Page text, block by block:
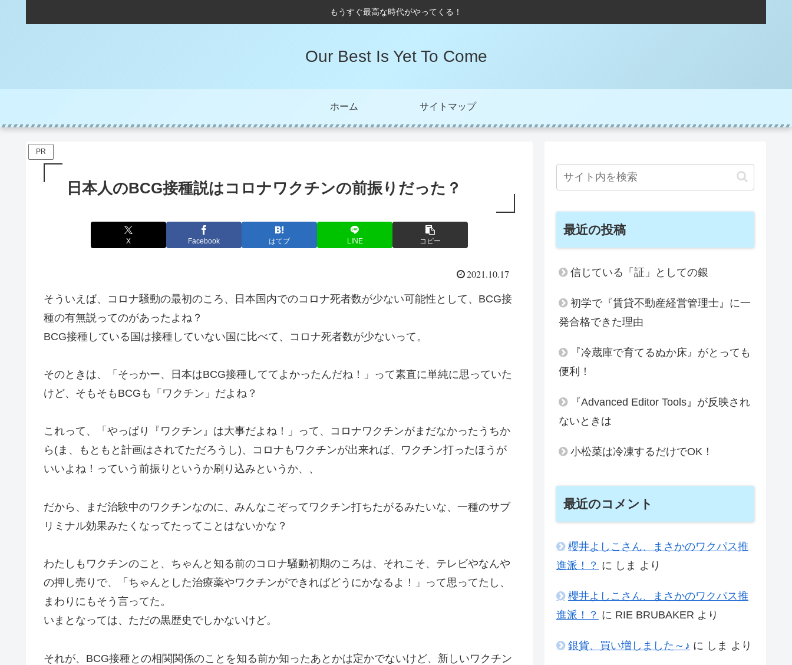
もうすぐ最高な時代がやってくる！
Our Best Is Yet To Come
ホーム サイトマップ
PR
日本人のBCG接種説はコロナワクチンの前振りだった？
X Facebook はてブ LINE コピー
2021.10.17
そういえば、コロナ騒動の最初のころ、日本国内でのコロナ死者数が少ない可能性として、BCG接
種の有無説ってのがあったよね？
BCG接種している国は接種していない国に比べて、コロナ死者数が少ないって。
そのときは、「そっかー、日本はBCG接種しててよかったんだね！」って素直に単純に思っていた
けど、そもそもBCGも「ワクチン」だよね？
これって、「やっぱり『ワクチン』は大事だよね！」って、コロナワクチンがまだなかったうちか
ら(ま、もともと計画はされてただろうし)、コロナもワクチンが出来れば、ワクチン打ったほうが
いいよね！っていう前振りというか刷り込みというか、、
だから、まだ治験中のワクチンなのに、みんなこぞってワクチン打ちたがるみたいな、一種のサブ
リミナル効果みたくなってたってことはないかな？
わたしもワクチンのこと、ちゃんと知る前のコロナ騒動初期のころは、それこそ、テレビやなんや
の押し売りで、「ちゃんとした治療薬やワクチンができればどうにかなるよ！」って思ってたし、
まわりにもそう言ってた。
いまとなっては、ただの黒歴史でしかないけど。
それが、BCG接種との相関関係のことを知る前か知ったあとかは定かでないけど、新しいワクチン
最近の投稿
信じている「証」としての銀
初学で『賃貸不動産経営管理士』に一
発合格できた理由
『冷蔵庫で育てるぬか床』がとっても
便利！
『Advanced Editor Tools』が反映され
ないときは
小松菜は冷凍するだけでOK！
最近のコメント
櫻井よしこさん、まさかのワクパス推
進派！？ に しま より
櫻井よしこさん、まさかのワクパス推
進派！？ に RIE BRUBAKER より
銀貨、買い増しました～♪ に しま より